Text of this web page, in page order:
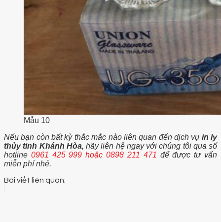
Mẫu 10
Nếu bạn còn bất kỳ thắc mắc nào liên quan đến dịch vụ in ly
thủy tinh Khánh Hòa, hãy liên hệ ngay với chúng tôi qua số
hotline 0961 425 999 hoặc 0898 211 471 để được tư vấn
miễn phí nhé.
Bài viết liên quan: